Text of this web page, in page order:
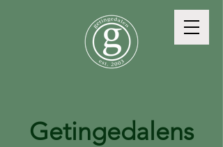
Getingedalens